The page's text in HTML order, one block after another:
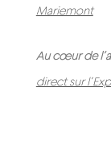
Mariemont
Au cœur de
direct sur